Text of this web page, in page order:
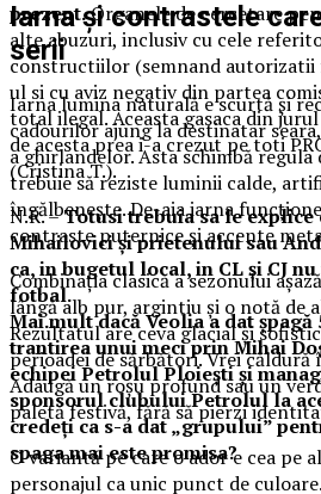
prezent.Organele de cercetare
alte abuzuri, inclusiv cu cele
constructiilor (semnand autorizatii
ul si cu aviz negativ din partea
total ilegal. Aceasta gasaca din
de acesta prea i-a crezut pe toti
(Cristina T.).
N.R. –Totusi trebuia sa le
Mihailovici și prietenului sau
ca, in bugetul local, in CL și CJ
fotbal.
Mai.mult dacă Veolia a dat
trantirea unui meci prin Mihai
echipei Petrolul Ploiești și
sponsorul clubului Petrolul la
credeți ca s-a dat „grupului”
spaga mai este promisa?
Iarna și contrastele
serii
Iarna lumina naturală e scurtă și
cadourilor ajung la destinatar
a ghirlandelor. Asta schimbă
trebuie să reziste luminii calde,
îngălbenește. De-aia iarna
contraste puternice și accente
Combinația clasică a sezonului
lângă alb pur, argintiu și o notă de
Rezultatul are ceva glacial și
perioadei de sărbători. Vrei
Adaugă un roșu profund sau un
paletă festivă, fără să pierzi
O variantă pe care o ador e cea pe
personajul ca unic punct de